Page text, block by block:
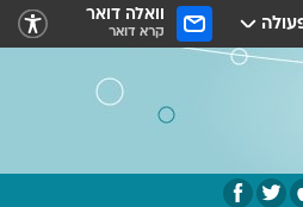
וואלה דואר
קרא דואר